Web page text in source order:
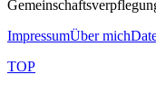
ImpressumÜber mich
TOP